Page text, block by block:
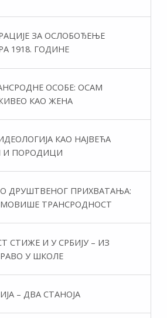
ЗА ОСЛОБОЂЕЊЕ
1918. ГОДИНЕ
ОСОБЕ: ОСАМ
КАО ЖЕНА
КАО НАЈВЕЋА
И ПОРОДИЦИ
ДРУШТВЕНОГ ПРИХВАТАЊА:
ТРАНСРОДНОСТ
СТИЖЕ И У СРБИЈУ – ИЗ
У ШКОЛЕ
– ДВА СТАНОЈА